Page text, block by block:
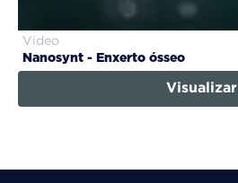
Video
Nanosynt - Enxerto ósseo
Visualizar